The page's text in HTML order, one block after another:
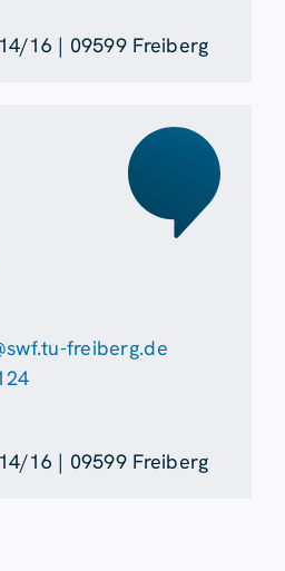
16 | 09599 Freiberg
freiberg.de
16 | 09599 Freiberg